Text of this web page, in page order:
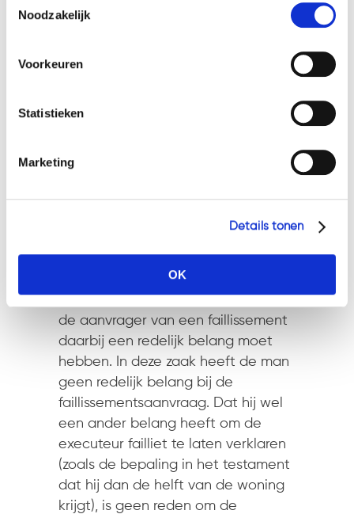
Welke cookies wij gebruiken, ziet u in de cookiebalk
hieronder. Mocht u meer informatie willen over onze
op: https://watsonlaw.nl/privacy/
Noodzakelijk
Voorkeuren
Statistieken
Marketing
Details tonen
OK
het geval is, kan de rechtbank in
wetsbepaling die stelt dat
faillietverklaring zijn verbeurd, niet
worden toegelaten. Daarmee
vervalt ook de vordering over de
In het faillissementsrecht geldt dat
de aanvrager van een faillissement
daarbij een redelijk belang moet
hebben. In deze zaak heeft de man
geen redelijk belang bij de
faillissementsaanvraag. Dat hij wel
een ander belang heeft om de
executeur failliet te laten verklaren
(zoals de bepaling in het testament
dat hij dan de helft van de woning
krijgt), is geen reden om de